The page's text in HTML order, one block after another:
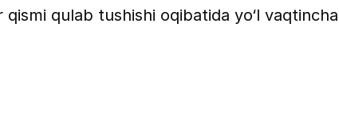
qismi qulab tushishi oqibatida yo‘l vaqtincha